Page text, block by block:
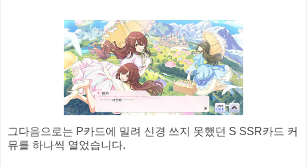
그다음으로는 P카드에 밀려 신경 쓰지 못했던 S SSR카드 커
뮤를 하나씩 열었습니다.